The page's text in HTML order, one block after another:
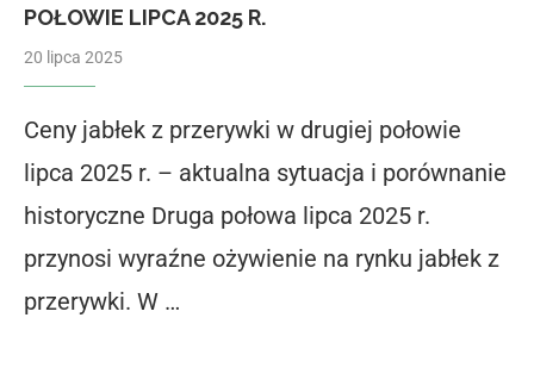
POŁOWIE LIPCA 2025 R.
20 lipca 2025
Ceny jabłek z przerywki w drugiej połowie
lipca 2025 r. – aktualna sytuacja i porównanie
historyczne Druga połowa lipca 2025 r.
przynosi wyraźne ożywienie na rynku jabłek z
przerywki. W …